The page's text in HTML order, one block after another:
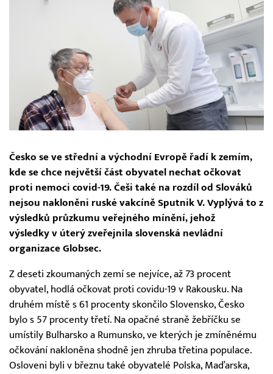
Česko se ve střední a východní Evropě řadí k zemím,
kde se chce největší část obyvatel nechat očkovat
proti nemoci covid-19. Češi také na rozdíl od Slováků
nejsou nakloněni ruské vakcíně Sputnik V. Vyplývá to z
výsledků průzkumu veřejného mínění, jehož
výsledky v úterý zveřejnila slovenská nevládní
organizace Globsec.
Z deseti zkoumaných zemí se nejvíce, až 73 procent
obyvatel, hodlá očkovat proti covidu-19 v Rakousku. Na
druhém místě s 61 procenty skončilo Slovensko, Česko
bylo s 57 procenty třetí. Na opačné straně žebříčku se
umístily Bulharsko a Rumunsko, ve kterých je zmíněnému
očkování nakloněna shodně jen zhruba třetina populace.
Osloveni byli v březnu také obyvatelé Polska, Maďarska,